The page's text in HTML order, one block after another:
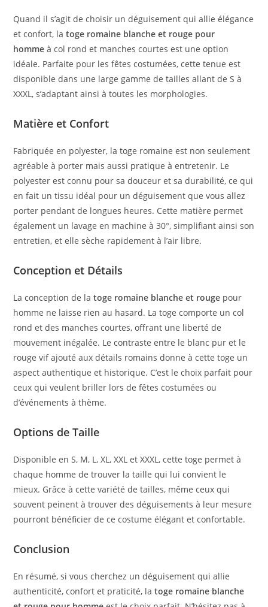
Quand il s’agit de choisir un déguisement qui allie élégance
et confort, latoge romaine blanche et rouge pour
homme à col rond et manches courtes est une option
idéale. Parfaite pour les fêtes costumées, cette tenue est
disponible dans une large gamme de tailles allant de S à
XXXL, s’adaptant ainsi à toutes les morphologies.
Matière et Confort
Fabriquée en polyester, la toge romaine est non seulement
agréable à porter mais aussi pratique à entretenir. Le
polyester est connu pour sa douceur et sa durabilité, ce qui
en fait un tissu idéal pour un déguisement que vous allez
porter pendant de longues heures. Cette matière permet
également un lavage en machine à 30°, simplifiant ainsi son
entretien, et elle sèche rapidement à l’air libre.
Conception et Détails
La conception de latoge romaine blanche et rouge pour
homme ne laisse rien au hasard. La toge comporte un col
rond et des manches courtes, offrant une liberté de
mouvement inégalée. Le contraste entre le blanc pur et le
rouge vif ajouté aux détails romains donne à cette toge un
aspect authentique et historique. C’est le choix parfait pour
ceux qui veulent briller lors de fêtes costumées ou
d’événements à thème.
Options de Taille
Disponible en S, M, L, XL, XXL et XXXL, cette toge permet à
chaque homme de trouver la taille qui lui convient le
mieux. Grâce à cette variété de tailles, même ceux qui
souvent peinent à trouver des déguisements à leur mesure
pourront bénéficier de ce costume élégant et confortable.
Conclusion
En résumé, si vous cherchez un déguisement qui allie
authenticité, confort et praticité, latoge romaine blanche